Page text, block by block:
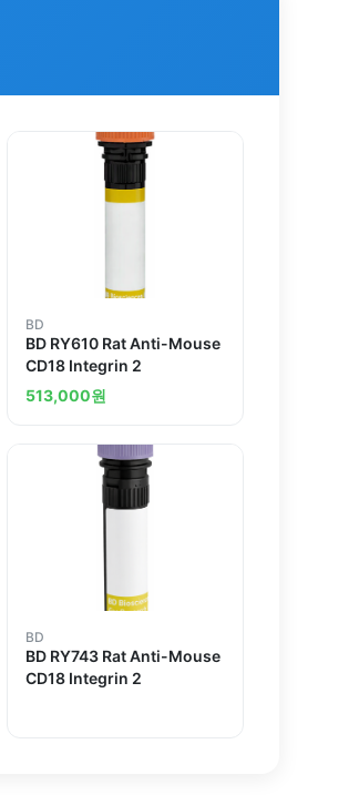
BD
BD RY610 Rat Anti-Mouse
CD18 Integrin 2
513,000원
BD
BD RY743 Rat Anti-Mouse
CD18 Integrin 2